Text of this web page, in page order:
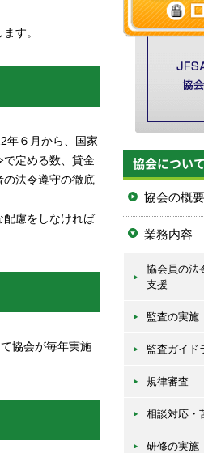
す。
年６月から、国家
定める数、貸金
の法令遵守の徹底
慮をしなければ
協会が毎年実施
協会について
協会の概要
業務内容
協会員の法
支援
監査の実施
監査ガイド
規律審査
相談対応・
研修の実施